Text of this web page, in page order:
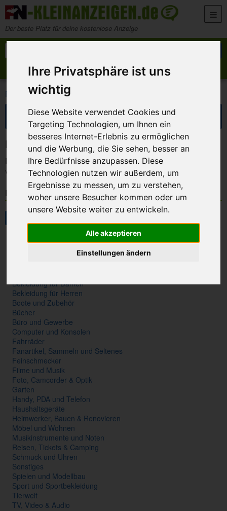
Ihre Privatsphäre ist uns
wichtig
Diese Website verwendet Cookies und
Targeting Technologien, um Ihnen ein
besseres Internet-Erlebnis zu ermöglichen
und die Werbung, die Sie sehen, besser an
Ihre Bedürfnisse anzupassen. Diese
Technologien nutzen wir außerdem, um
Ergebnisse zu messen, um zu verstehen,
woher unsere Besucher kommen oder um
unsere Website weiter zu entwickeln.
Alle akzeptieren
Einstellungen ändern
Zum Inhalt springen
Der beste Platz für deine kostenlose Anzeige
Anzeige aufgeben
Meine Anzeigen
FN-Kleinanzeigen>
Suche eingrenzen
Kleinanzeigen in Freundschaften
Keine Anzeigen gefunden!
Versuche es mit anderen Suchbegriffen oder Filtereinstellungen.
Kategorien
Antiquitäten und Kunst
Bekleidung für Damen
Bekleidung für Herren
Boote und Zubehör
Bücher
Büro und Gewerbe
Computer und Konsolen
Fahrräder
Fanartikel, Sammeln und Seltenes
Feinschmecker
Filme und Musik
Foto, Camcorder & Optik
Garten
Handy, PDA und Telefon
Haushaltsgeräte
Heimwerker, Bauen & Renovieren
Möbel und Wohnen
Musikinstrumente und Noten
Reisen, Tickets & Camping
Schmuck und Uhren
Sonstiges
Spielen und Modellbau
Sport und Sportbekleidung
Tierwelt
TV, Video & Audio